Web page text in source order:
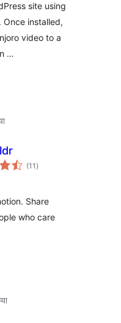
site using
Once installed,
video to a
…
(11 कुल
दर)
Share
who care